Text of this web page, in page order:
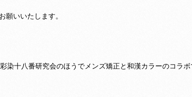
願いいたします。
染十八番研究会のほうでメンズ矯正と和漢カラーのコラボ